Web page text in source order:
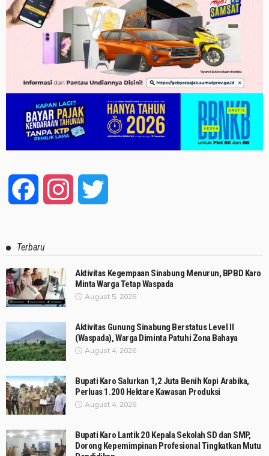
Facebook Instagram
Terbaru
Aktivitas Kegempaan Sinabung Menurun, BPBD Karo
Minta Warga Tetap Waspada
August 5, 2026
Aktivitas Gunung Sinabung Berstatus Level II
(Waspada), Warga Diminta Patuhi Zona Bahaya
August 4, 2026
Bupati Karo Salurkan 1,2 Juta Benih Kopi Arabika,
Perluas 1.200 Hektare Kawasan Produksi
August 4, 2026
Bupati Karo Lantik 20 Kepala Sekolah SD dan SMP,
Dorong Kepemimpinan Profesional Tingkatkan Mutu